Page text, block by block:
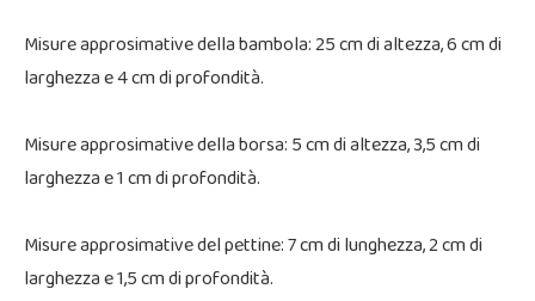
Misure approsimative della bambola: 25 cm di altezza, 6 cm di
larghezza e 4 cm di profondità.
Misure approsimative della borsa: 5 cm di altezza, 3,5 cm di
larghezza e 1 cm di profondità.
Misure approsimative del pettine: 7 cm di lunghezza, 2 cm di
larghezza e 1,5 cm di profondità.